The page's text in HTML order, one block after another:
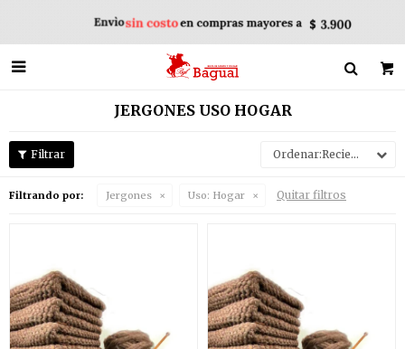

JERGONES USO HOGAR
Recientes
Filtrando por: Jergones Uso: Hogar Quitar filtros